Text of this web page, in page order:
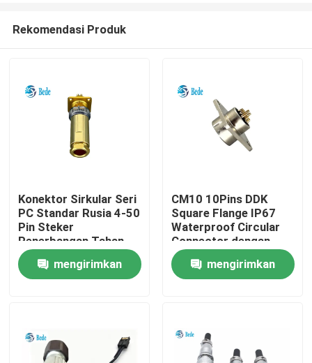
Rumah
Produk
Rekomendasi Produk
Konektor Sirkular Seri
PC Standar Rusia 4-50
Pin Steker
Penerbangan Tahan
Air IP68
mengirimkan
CM10 10Pins DDK
Square Flange IP67
Waterproof Circular
Connector dengan
Solder Termination
mengirimkan